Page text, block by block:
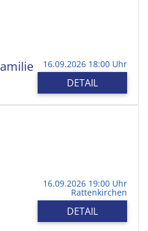
16.09.2026 18:00 Uhr
DETAIL
16.09.2026 19:00 Uhr
Rattenkirchen
DETAIL